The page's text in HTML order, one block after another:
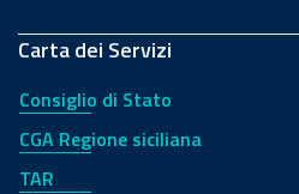
Carta dei Servizi
Consiglio di Stato
CGA Regione siciliana
TAR